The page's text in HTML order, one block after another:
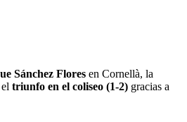
Sánchez Flores en Cornellà, la
triunfo en el coliseo (1-2) gracias a